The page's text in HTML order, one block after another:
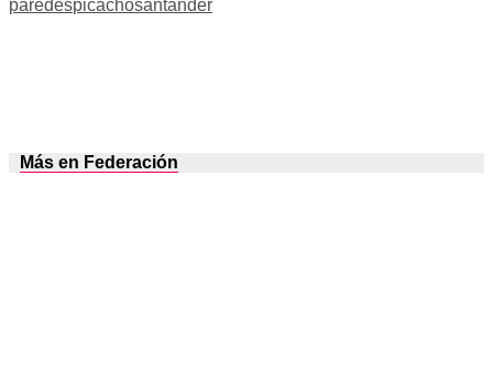
paredespicachosantander
Más en Federación